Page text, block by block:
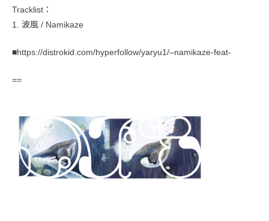
Tracklist：
1. 波風 / Namikaze
■https://distrokid.com/hyperfollow/yaryu1/–namikaze-feat-
==